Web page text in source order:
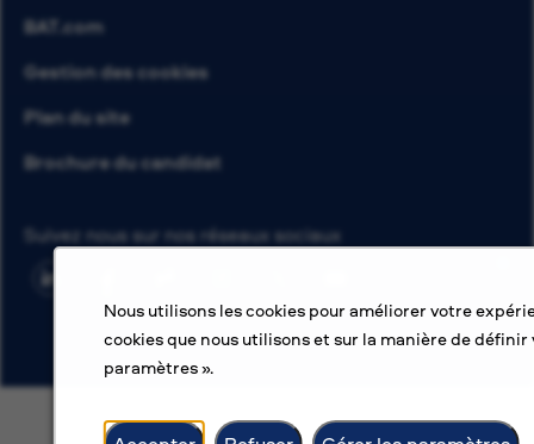
Nous utilisons les cookies pour améliorer votre
cookies que nous utilisons et sur la manière de
paramètres ».
BAT.com
Gestion des cookies
Plan du site
Brochure du candidat
Suivez nous sur nos réseaux sociaux